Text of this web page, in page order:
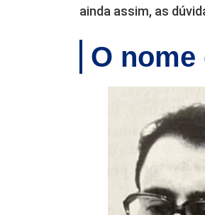
ainda assim, as
O